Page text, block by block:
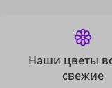
Наши цветы
свежие